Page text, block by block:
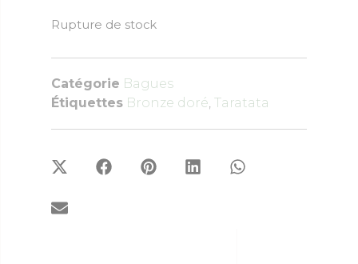
Rupture de stock
Catégorie Bagues
Étiquettes Bronze doré, Taratata